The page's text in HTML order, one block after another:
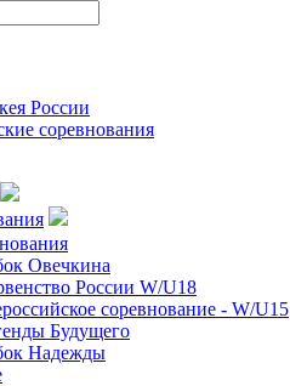
России
соревнования
Овечкина
России W/U18
соревнование - W/U15
Будущего
Надежды